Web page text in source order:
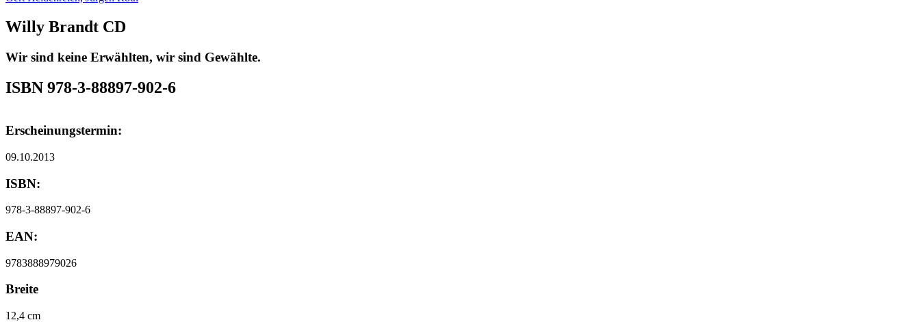
Willy Brandt CD
Wir sind keine Erwählten, wir sind Gewählte.
ISBN 978-3-88897-902-6
Erscheinungstermin:
09.10.2013
ISBN:
978-3-88897-902-6
EAN:
9783888979026
Breite
12,4 cm